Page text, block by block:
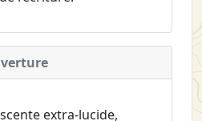
extra-lucide,